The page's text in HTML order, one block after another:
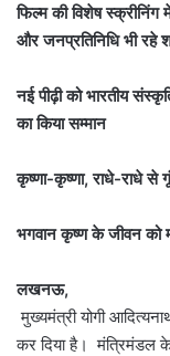
फिल्म की विशेष स्क्रीनिंग
और जनप्रतिनिधि भी रहे
नई पीढ़ी को भारतीय
का किया सम्मान
कृष्णा-कृष्णा, राधे-राधे से
भगवान कृष्ण के जीवन को
लखनऊ,
मुख्यमंत्री योगी
कर दिया है। मंत्रिमंडल के